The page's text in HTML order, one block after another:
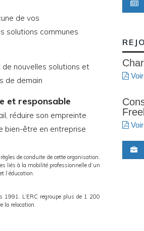
de vos
solutions communes
nouvelles solutions et
de demain
et responsable
réduire son empreinte
bien-être en entreprise
de conduite de cette organisation.
liés à la mobilité professionnelle d’un
l’éducation.
1991. L’ERC regroupe plus de 1 200
la relocation.
Voir
Voir